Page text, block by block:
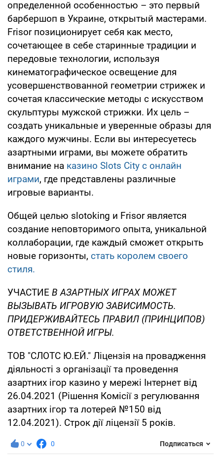
определенной особенностью – это первый
барбершоп в Украине, открытый мастерами.
Frisor позиционирует себя как место,
сочетающее в себе старинные традиции и
передовые технологии, используя
кинематографическое освещение для
усовершенствованной геометрии стрижек и
сочетая классические методы с искусством
скульптуры мужской стрижки. Их цель –
создать уникальные и уверенные образы для
каждого мужчины. Если вы интересуетесь
азартными играми, вы можете обратить
внимание на казино Slots City с онлайн
играми, где представлены различные
игровые варианты.
Общей целью slotoking и Frisor является
создание неповторимого опыта, уникальной
коллаборации, где каждый сможет открыть
новые горизонты, стать королем своего
стиля.
УЧАСТИЕ В АЗАРТНЫХ ИГРАХ МОЖЕТ
ВЫЗЫВАТЬ ИГРОВУЮ ЗАВИСИМОСТЬ.
ПРИДЕРЖИВАЙТЕСЬ ПРАВИЛ (ПРИНЦИПОВ)
ОТВЕТСТВЕННОЙ ИГРЫ.
ТОВ "СЛОТС Ю.ЕЙ." Ліцензія на провадження
діяльності з організації та проведення
азартних ігор казино у мережі Інтернет від
26.04.2021 (Рішення Комісії з регулювання
азартних ігор та лотерей №150 від
12.04.2021). Строк дії ліцензії 5 років.
0 0 Подписаться